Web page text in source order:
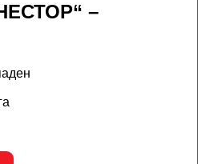
–